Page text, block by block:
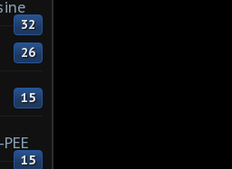
32
26
15
15